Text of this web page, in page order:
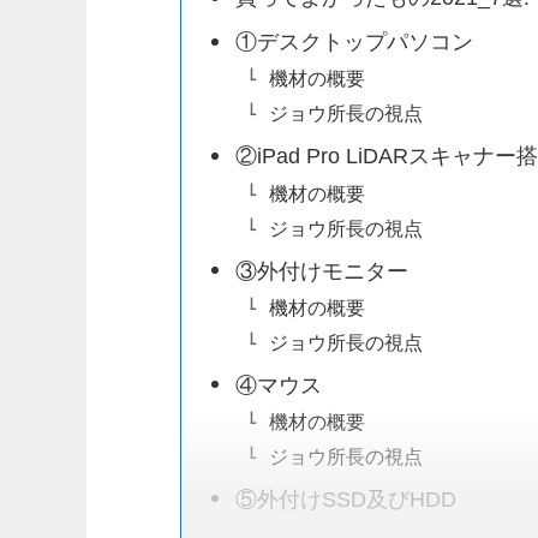
①デスクトップパソコン
機材の概要
ジョウ所長の視点
②iPad Pro LiDARスキャナー
機材の概要
ジョウ所長の視点
③外付けモニター
機材の概要
ジョウ所長の視点
④マウス
機材の概要
ジョウ所長の視点
⑤外付けSSD及びHDD